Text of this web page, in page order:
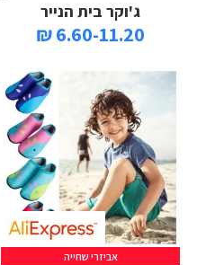
ג'וקר בית הנייר
6.60-11.20 ₪
אביזרי שחייה